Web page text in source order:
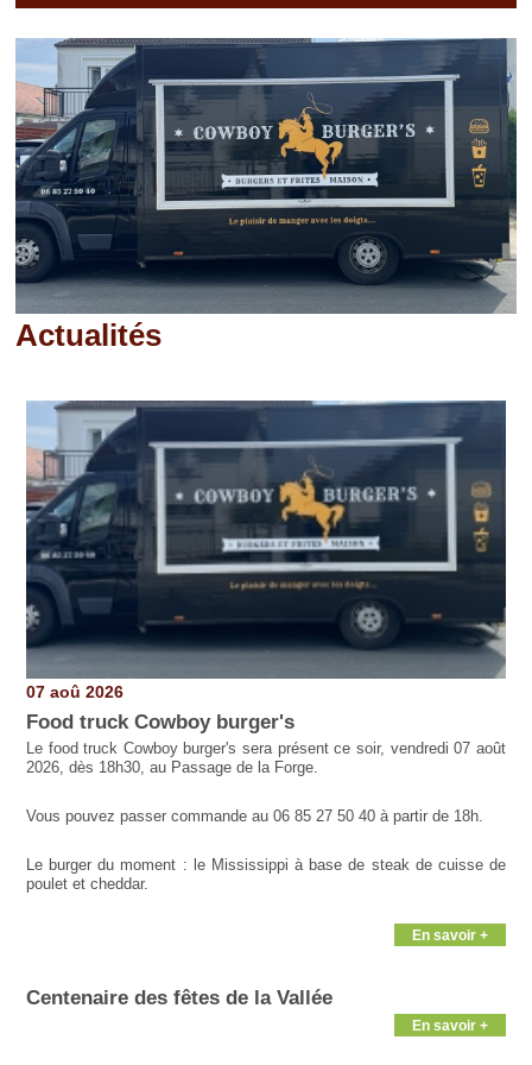
Actualités
07 aoû 2026
Food truck Cowboy burger's
Le food truck Cowboy burger's sera présent ce soir, vendredi 07 août
2026, dès 18h30, au Passage de la Forge.
Vous pouvez passer commande au 06 85 27 50 40 à partir de 18h.
Le burger du moment : le Mississippi à base de steak de cuisse de
poulet et cheddar.
En savoir +
Centenaire des fêtes de la Vallée
En savoir +
Pages